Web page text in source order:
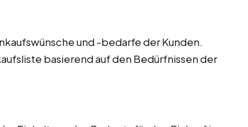
und -bedarfe der Kunden.
basierend auf den Bedürfnissen der